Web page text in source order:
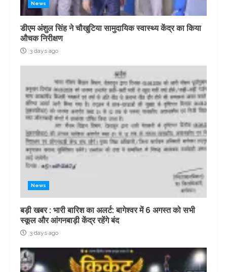
News
डीएम अंशुल सिंह ने चौखुटिया सामुदायिक स्वास्थ्य केंद्र का किया
औचक निरीक्षण
3 days ago
News
बड़ी खबर : भारी बारिश का अलर्ट: बागेश्वर में 6 अगस्त को सभी
स्कूल और आंगनबाड़ी केंद्र रहेंगे बंद
3 days ago